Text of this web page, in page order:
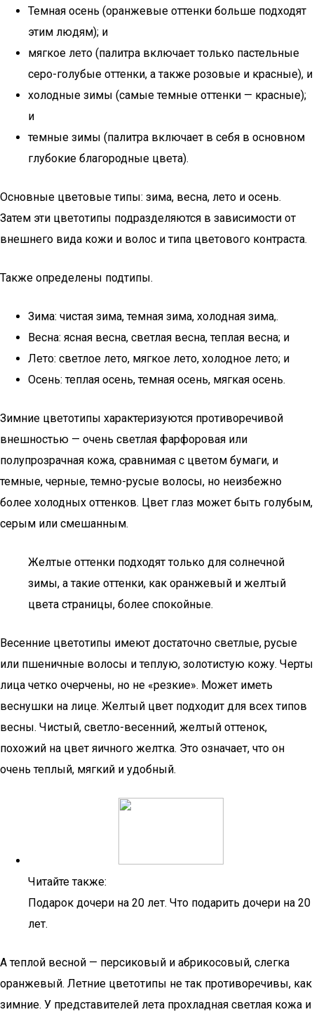
Темная осень (оранжевые оттенки больше подходят
этим людям); и
мягкое лето (палитра включает только пастельные
серо-голубые оттенки, а также розовые и красные), и
холодные зимы (самые темные оттенки — красные);
и
темные зимы (палитра включает в себя в основном
глубокие благородные цвета).
Основные цветовые типы: зима, весна, лето и осень.
Затем эти цветотипы подразделяются в зависимости от
внешнего вида кожи и волос и типа цветового контраста.
Также определены подтипы.
Зима: чистая зима, темная зима, холодная зима,.
Весна: ясная весна, светлая весна, теплая весна; и
Лето: светлое лето, мягкое лето, холодное лето; и
Осень: теплая осень, темная осень, мягкая осень.
Зимние цветотипы характеризуются противоречивой
внешностью — очень светлая фарфоровая или
полупрозрачная кожа, сравнимая с цветом бумаги, и
темные, черные, темно-русые волосы, но неизбежно
более холодных оттенков. Цвет глаз может быть голубым,
серым или смешанным.
Желтые оттенки подходят только для солнечной
зимы, а такие оттенки, как оранжевый и желтый
цвета страницы, более спокойные.
Весенние цветотипы имеют достаточно светлые, русые
или пшеничные волосы и теплую, золотистую кожу. Черты
лица четко очерчены, но не «резкие». Может иметь
веснушки на лице. Желтый цвет подходит для всех типов
весны. Чистый, светло-весенний, желтый оттенок,
похожий на цвет яичного желтка. Это означает, что он
очень теплый, мягкий и удобный.
Читайте также:
Подарок дочери на 20 лет. Что подарить дочери на 20
лет.
А теплой весной — персиковый и абрикосовый, слегка
оранжевый. Летние цветотипы не так противоречивы, как
зимние. У представителей лета прохладная светлая кожа и